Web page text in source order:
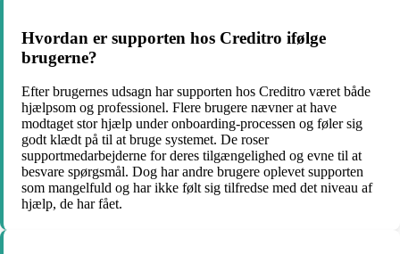
Hvordan er supporten hos Creditro ifølge
brugerne?
Efter brugernes udsagn har supporten hos Creditro været både
hjælpsom og professionel. Flere brugere nævner at have
modtaget stor hjælp under onboarding-processen og føler sig
godt klædt på til at bruge systemet. De roser
supportmedarbejderne for deres tilgængelighed og evne til at
besvare spørgsmål. Dog har andre brugere oplevet supporten
som mangelfuld og har ikke følt sig tilfredse med det niveau af
hjælp, de har fået.